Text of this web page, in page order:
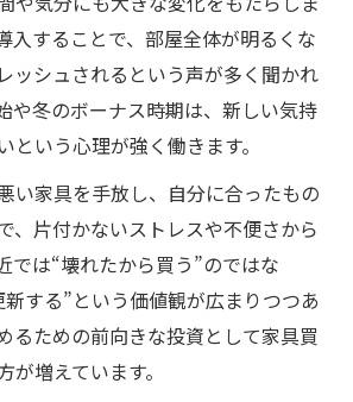
入することで、部屋全体が明るくな
ッシュされるという声が多く聞かれ
や冬のボーナス時期は、新しい気持
という心理が強く働きます。
い家具を手放し、自分に合ったもの
、片付かないストレスや不便さから
では“壊れたから買う”のではな
する”という価値観が広まりつつあ
るための前向きな投資として家具買
が増えています。